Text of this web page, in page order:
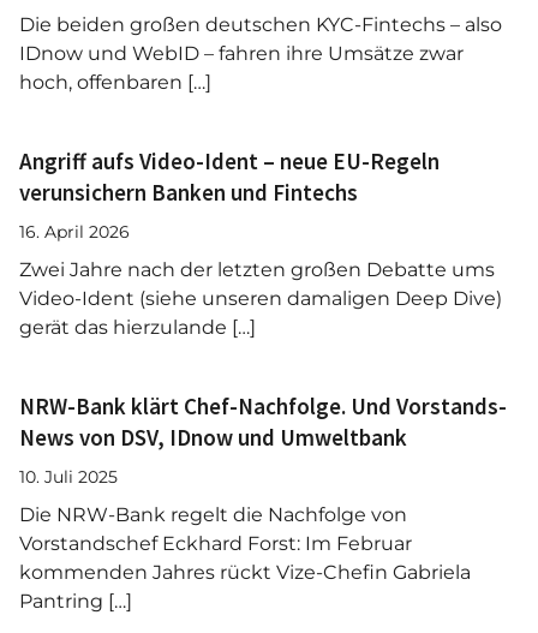
Die beiden großen deutschen KYC-Fintechs – also
IDnow und WebID – fahren ihre Umsätze zwar
hoch, offenbaren […]
Angriff aufs Video-Ident – neue EU-Regeln
verunsichern Banken und Fintechs
16. April 2026
Zwei Jahre nach der letzten großen Debatte ums
Video-Ident (siehe unseren damaligen Deep Dive)
gerät das hierzulande […]
NRW-Bank klärt Chef-Nachfolge. Und Vorstands-
News von DSV, IDnow und Umweltbank
10. Juli 2025
Die NRW-Bank regelt die Nachfolge von
Vorstandschef Eckhard Forst: Im Februar
kommenden Jahres rückt Vize-Chefin Gabriela
Pantring […]